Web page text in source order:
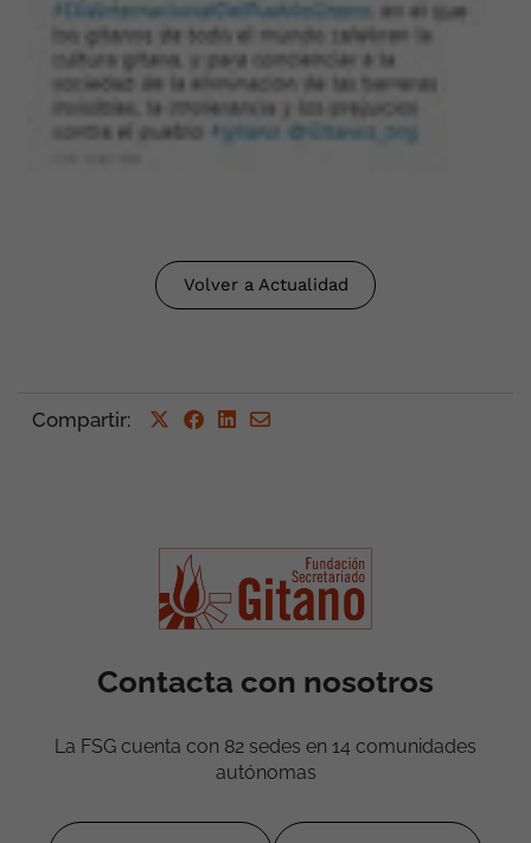
Volver a Actualidad
Compartir:
Contacta con nosotros
La FSG cuenta con 82 sedes en 14 comunidades
autónomas